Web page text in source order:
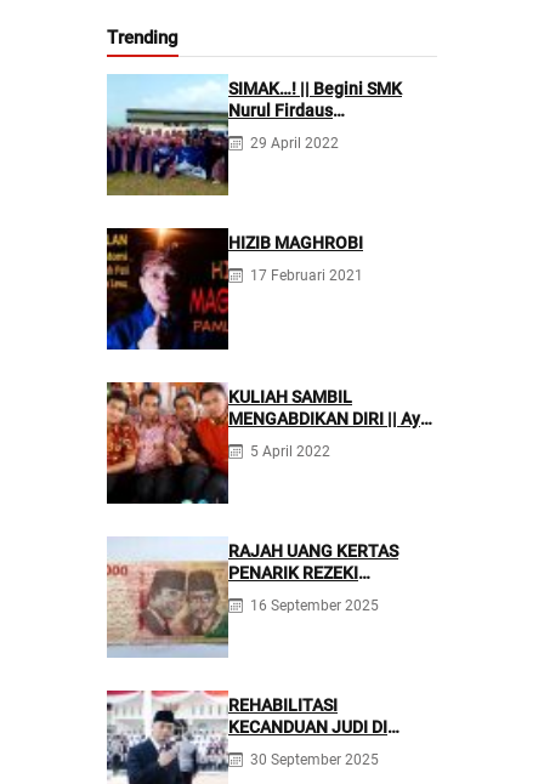
Trending
SIMAK…! || Begini SMK
Nurul Firdaus
Mengarahkan Siswanya
agar Menjadi Asisten
29 April 2022
HIZIB MAGHROBI
17 Februari 2021
KULIAH SAMBIL
MENGABDIKAN DIRI || Ayo
Mondok di Pesantren
Nurul Firdaus
5 April 2022
RAJAH UANG KERTAS
PENARIK REZEKI
BERLIMPAH
16 September 2025
REHABILITASI
KECANDUAN JUDI DI
PONPES NURUL FIRDAUS ||
Kecanduan Judi
30 September 2025